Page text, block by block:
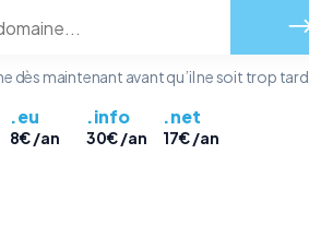
dès maintenant avant qu’il ne soit trop tard.
.eu
8€/an
.info
30€/an
.net
17€/an